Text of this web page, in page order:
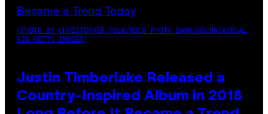
(PHOTO BY CHRISTOPHER POLK/NBCU PHOTO BANK/NBCUNIVERSAL
VIA GETTY IMAGES)
Justin Timberlake Released a
Country-Inspired Album in 2018